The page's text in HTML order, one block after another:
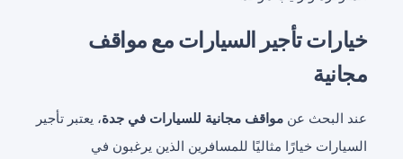
خيارات تأجير السيارات مع مواقف
مجانية
عند البحث عن مواقف مجانية للسيارات في جدة، يعتبر تأجير
السيارات خيارًا مثاليًا للمسافرين الذين يرغبون في